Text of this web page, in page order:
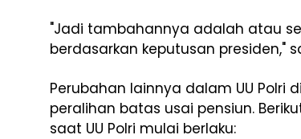
"Jadi tambahannya adalah atau
berdasarkan keputusan presiden,"
Perubahan lainnya dalam UU
peralihan batas usai pensiun.
saat UU Polri mulai berlaku: